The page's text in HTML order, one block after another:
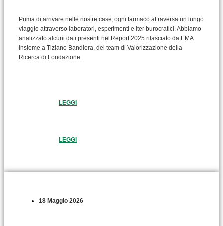
Prima di arrivare nelle nostre case, ogni farmaco attraversa un lungo
viaggio attraverso laboratori, esperimenti e iter burocratici. Abbiamo
analizzato alcuni dati presenti nel Report 2025 rilasciato da EMA
insieme a Tiziano Bandiera, del team di Valorizzazione della
Ricerca di Fondazione.
LEGGI
LEGGI
18 Maggio 2026